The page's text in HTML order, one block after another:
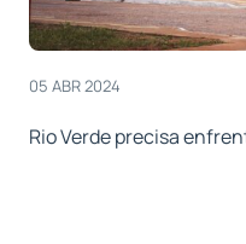
05 ABR 2024
Rio Verde precisa